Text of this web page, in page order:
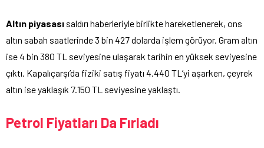
Altın piyasası saldırı haberleriyle birlikte hareketlenerek, ons
altın sabah saatlerinde 3 bin 427 dolarda işlem görüyor. Gram altın
ise 4 bin 380 TL seviyesine ulaşarak tarihin en yüksek seviyesine
çıktı. Kapalıçarşı’da fiziki satış fiyatı 4.440 TL’yi aşarken, çeyrek
altın ise yaklaşık 7.150 TL seviyesine yaklaştı.
Petrol Fiyatları Da Fırladı